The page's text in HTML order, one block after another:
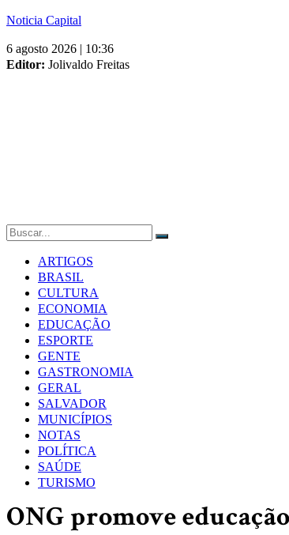
Skip
content
Noticia Capital
6 agosto 2026 | 10:36
Editor: Jolivaldo Freitas
ARTIGOS
BRASIL
CULTURA
ECONOMIA
EDUCAÇÃO
ESPORTE
GENTE
GASTRONOMIA
GERAL
SALVADOR
MUNICÍPIOS
NOTAS
POLÍTICA
SAÚDE
TURISMO
ONG promove